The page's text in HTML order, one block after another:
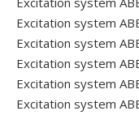
Excitation system
Excitation system
Excitation system
Excitation system
Excitation system